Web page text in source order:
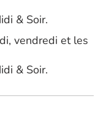
& Soir.
vendredi et les
& Soir.